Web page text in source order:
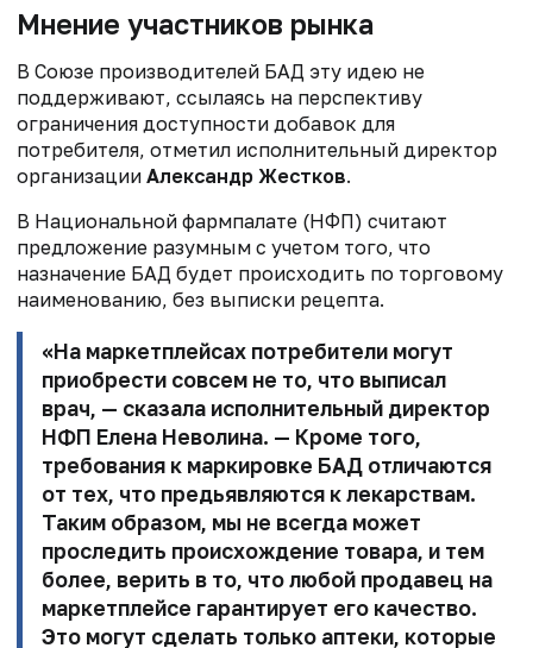
Мнение участников рынка
В Союзе производителей БАД эту идею не
поддерживают, ссылаясь на перспективу
ограничения доступности добавок для
потребителя, отметил исполнительный директор
организации Александр Жестков.
В Национальной фармпалате (НФП) считают
предложение разумным с учетом того, что
назначение БАД будет происходить по торговому
наименованию, без выписки рецепта.
«На маркетплейсах потребители могут
приобрести совсем не то, что выписал
врач, — сказала исполнительный директор
НФП Елена Неволина. — Кроме того,
требования к маркировке БАД отличаются
от тех, что предьявляются к лекарствам.
Таким образом, мы не всегда может
проследить происхождение товара, и тем
более, верить в то, что любой продавец на
маркетплейсе гарантирует его качество.
Это могут сделать только аптеки, которые